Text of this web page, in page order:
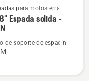
para motosierra
Espada solida -
de soporte de espadín